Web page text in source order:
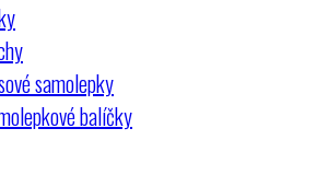
samolepky
balíčky